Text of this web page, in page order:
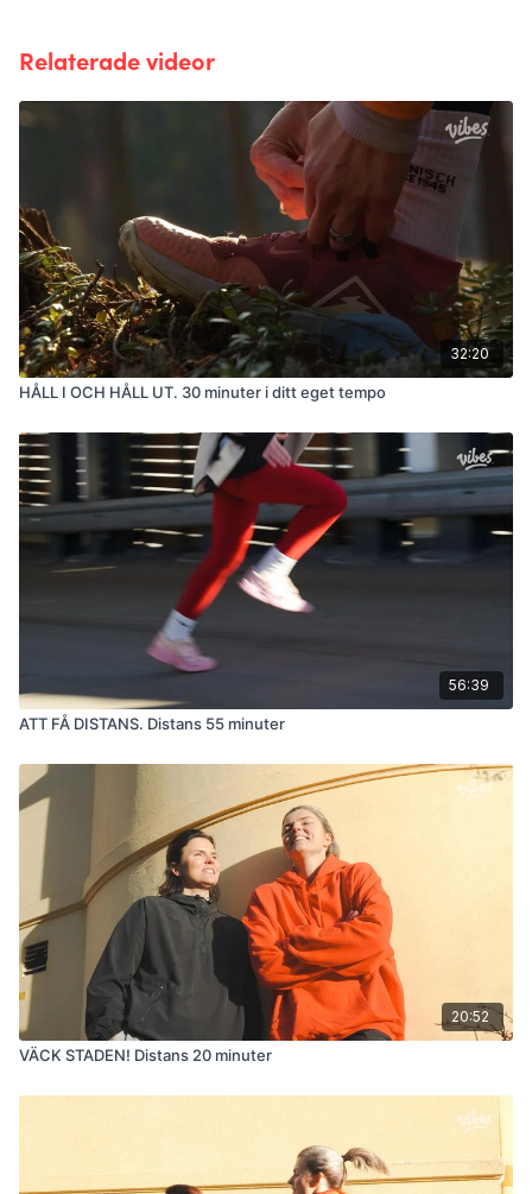
Relaterade videor
32:20
HÅLL I OCH HÅLL UT. 30 minuter i ditt eget tempo
56:39
ATT FÅ DISTANS. Distans 55 minuter
20:52
VÄCK STADEN! Distans 20 minuter